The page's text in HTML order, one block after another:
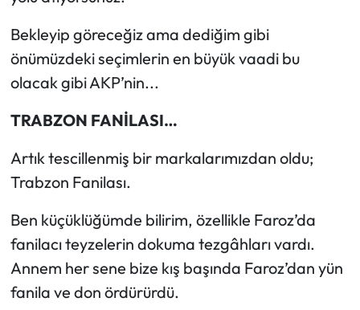
Bekleyip göreceğiz ama dediğim gibi
önümüzdeki seçimlerin en büyük vaadi bu
olacak gibi AKP’nin...
TRABZON FANİLASI…
Artık tescillenmiş bir markalarımızdan oldu;
Trabzon Fanilası.
Ben küçüklüğümde bilirim, özellikle Faroz’da
fanilacı teyzelerin dokuma tezgâhları vardı.
Annem her sene bize kış başında Faroz’dan yün
fanila ve don ördürürdü.